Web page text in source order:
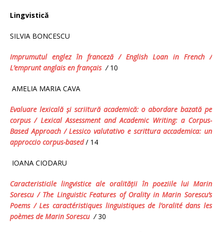
Lingvistică
SILVIA BONCESCU
Imprumutul englez în franceză/ English Loan in French /
L’emprunt anglais en français /10
AMELIA MARIA CAVA
Evaluare lexicală şi scriitură academică: o abordare bazată pe
corpus / Lexical Assessment and Academic Writing: a Corpus-
Based Approach/ Lessico valutativo e scrittura accademica: un
approccio corpus-based / 14
IOANA CIODARU
Caracteristicile lingvistice ale oralităţii în poeziile lui Marin
Sorescu / The Linguistic Features of Orality in Marin Sorescu’s
Poems / Les caractéristiques linguistiques de l’oralité dans les
poèmes de Marin Sorescu /30